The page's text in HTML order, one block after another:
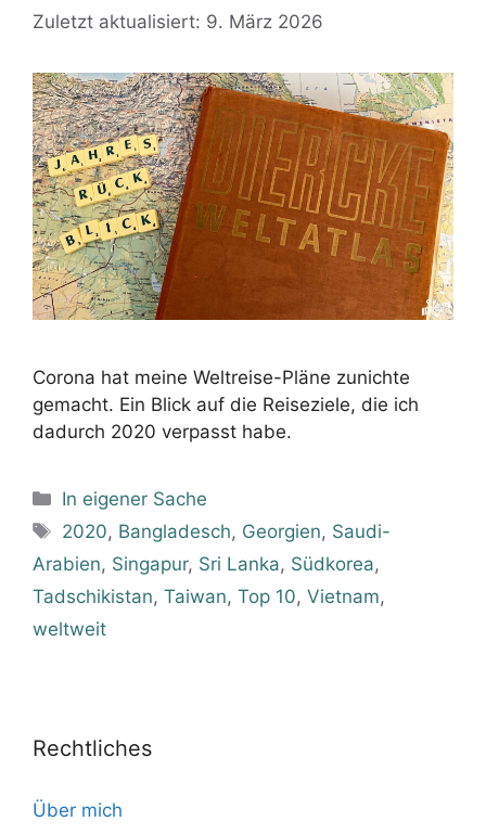
Zuletzt aktualisiert: 9. März 2026
Corona hat meine Weltreise-Pläne zunichte
gemacht. Ein Blick auf die Reiseziele, die ich
dadurch 2020 verpasst habe.
Kategorien
In eigener Sache
Schlagwörter
2020, Bangladesch, Georgien, Saudi-
Arabien, Singapur, Sri Lanka, Südkorea,
Tadschikistan, Taiwan, Top 10, Vietnam,
weltweit
Rechtliches
Über mich